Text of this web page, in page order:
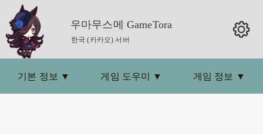
우마무스메 GameTora
한국 (카카오) 서버
기본 정보 ▼ 게임 도우미 ▼ 게임 정보 ▼